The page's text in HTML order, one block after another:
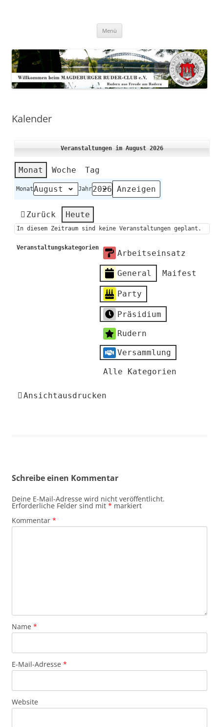
Menü
Kalender
Veranstaltungen im August 2026
Monat Woche Tag
Monat Jahr
Zurück Heute
In diesem Zeitraum sind keine Veranstaltungen geplant.
Veranstaltungskategorien
Arbeitseinsatz
General Maifest
Party
Präsidium
Rudern
Versammlung
Alle Kategorien
Ansichtausdrucken
Schreibe einen Kommentar
Deine E-Mail-Adresse wird nicht veröffentlicht.
Erforderliche Felder sind mit * markiert
Kommentar *
Name *
E-Mail-Adresse *
Website